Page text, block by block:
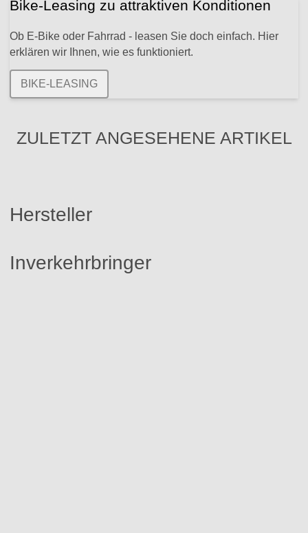
Bike-Leasing zu attraktiven Konditionen
Ob E-Bike oder Fahrrad - leasen Sie doch einfach. Hier
erklären wir Ihnen, wie es funktioniert.
BIKE-LEASING
ZULETZT ANGESEHENE ARTIKEL
Hersteller
Inverkehrbringer